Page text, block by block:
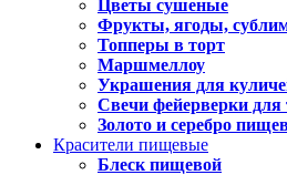
Цветы сушеные
Фрукты, ягоды,
Топперы в торт
Маршмеллоу
Украшения для
Свечи фейерверки для
Золото и серебро
Красители пищевые
Блеск пищевой